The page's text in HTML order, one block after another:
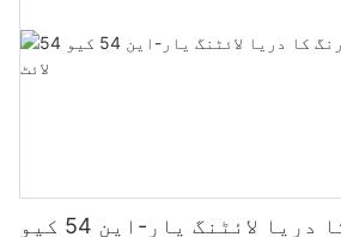
پیلے رنگ کا دریا لائٹنگ یار-این 54 کیو